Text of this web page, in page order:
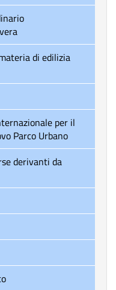
Parco Urbano